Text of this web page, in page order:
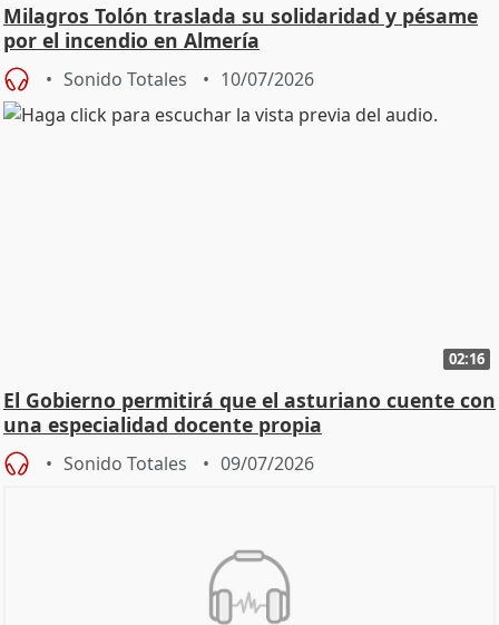
Milagros Tolón traslada su solidaridad y pésame
por el incendio en Almería
Sonido Totales 10/07/2026
02:16
El Gobierno permitirá que el asturiano cuente con
una especialidad docente propia
Sonido Totales 09/07/2026